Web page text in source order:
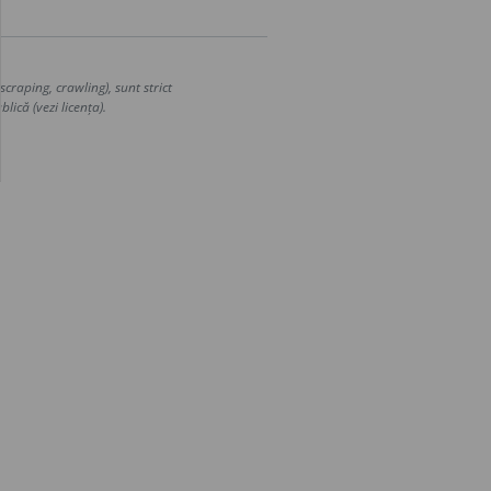
crawling), sunt strict
(vezi licența).